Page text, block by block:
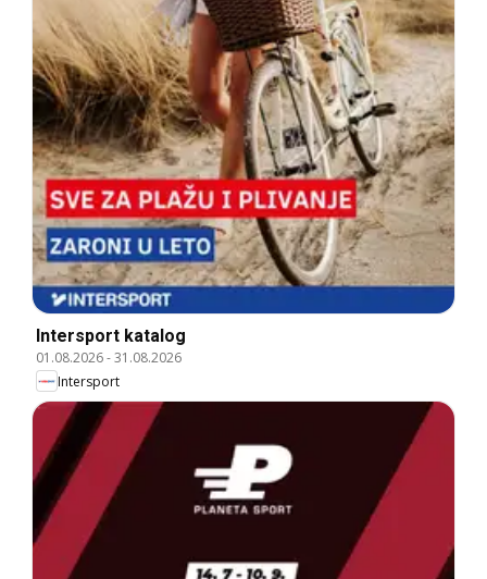
Intersport katalog
01.08.2026-31.08.2026
Intersport